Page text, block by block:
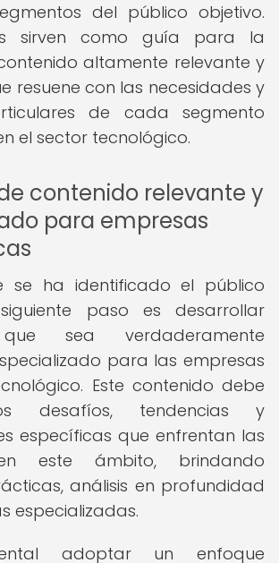
del público objetivo.
sirven como guía para la
altamente relevante y
resuene con las necesidades y
de cada segmento
el sector tecnológico.
contenido relevante y
para empresas
se ha identificado el público
paso es desarrollar
sea verdaderamente
para las empresas
Este contenido debe
desafíos, tendencias y
específicas que enfrentan las
este ámbito, brindando
análisis en profundidad
especializadas.
adoptar un enfoque